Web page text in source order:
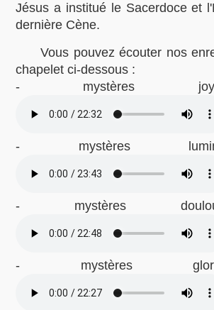
Jésus a institué le Sacerdoce et
dernière Cène.
Vous pouvez écouter nos
chapelet ci-dessous :
- mystères
- mystères
- mystères
- mystères